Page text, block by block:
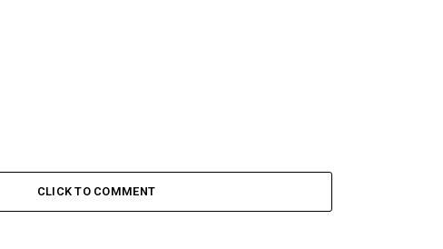
CLICK TO COMMENT